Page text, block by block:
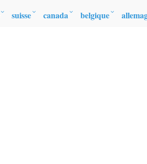
suisse canada belgique